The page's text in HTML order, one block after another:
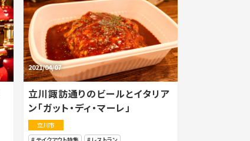
2021/04/07
立川諏訪通りのビールとイタリア
ン「ガット・ディ・マーレ」
立川市